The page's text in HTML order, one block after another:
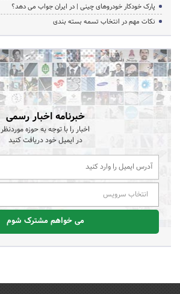
پارک خودکار خودروهای چینی | در ایران جواب می دهد؟
نکات مهم در انتخاب تسمه بسته بندی
خبرنامه اخبار رسمی
اخبار را با توجه به حوزه موردنظر
در ایمیل خود دریافت کنید
انتخاب سرویس
می خواهم مشترک شوم